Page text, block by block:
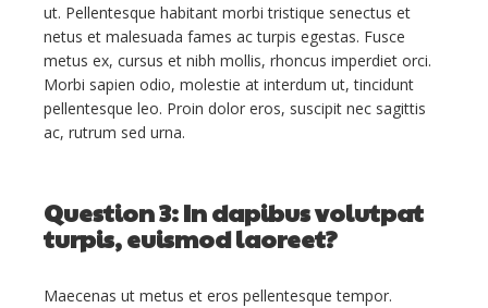
ut. Pellentesque habitant morbi tristique senectus et
netus et malesuada fames ac turpis egestas. Fusce
metus ex, cursus et nibh mollis, rhoncus imperdiet orci.
Morbi sapien odio, molestie at interdum ut, tincidunt
pellentesque leo. Proin dolor eros, suscipit nec sagittis
ac, rutrum sed urna.
Question 3: In dapibus volutpat
turpis, euismod laoreet?
Maecenas ut metus et eros pellentesque tempor.